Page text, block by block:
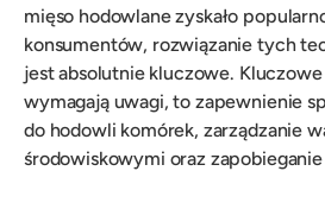
mięso hodowlane zyskało
konsumentów, rozwiązanie tych
jest absolutnie kluczowe.
wymagają uwagi, to zapewnienie
do hodowli komórek, zarządzanie
środowiskowymi oraz